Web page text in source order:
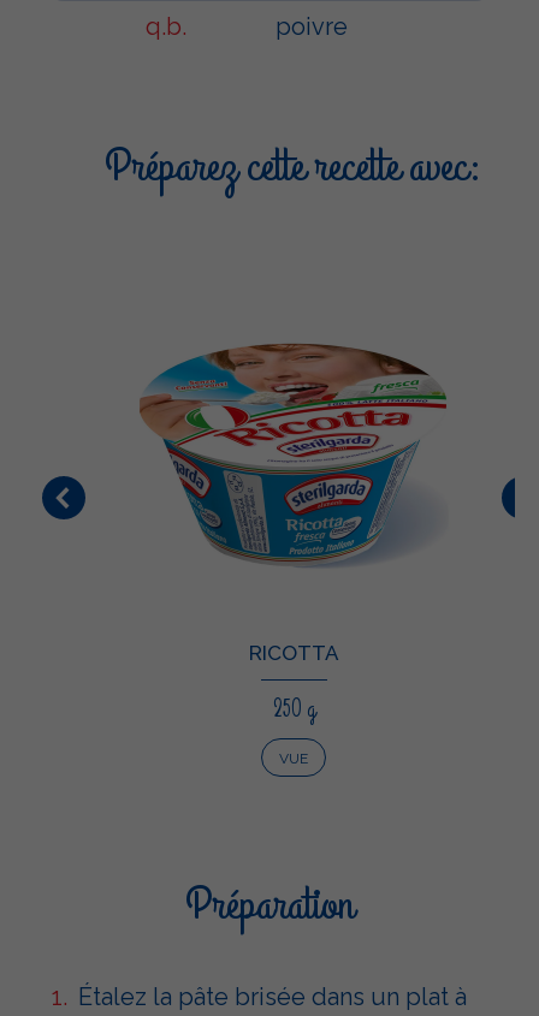
q.b.
poivre
Préparez cette recette avec:
RICOTTA
250 g
VUE
Préparation
Étalez la pâte brisée dans un plat à